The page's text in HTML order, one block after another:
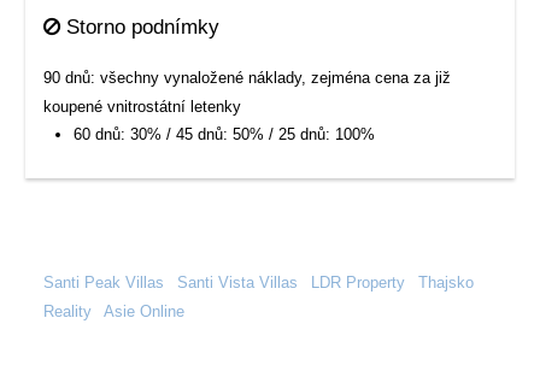
Storno podnímky
90 dnů: všechny vynaložené náklady, zejména cena za již
koupené vnitrostátní letenky
60 dnů: 30% / 45 dnů: 50% / 25 dnů: 100%
Santi Peak Villas Santi Vista Villas LDR Property |Thajsko
Reality |Asie Online